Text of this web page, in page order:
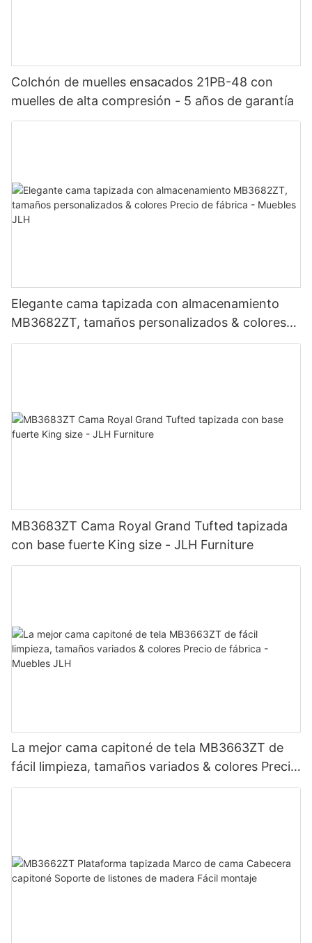
Colchón de muelles ensacados 21PB-48 con
muelles de alta compresión - 5 años de garantía
Elegante cama tapizada con almacenamiento
MB3682ZT, tamaños personalizados & colores
Precio de fábrica - Muebles JLH
MB3683ZT Cama Royal Grand Tufted tapizada
con base fuerte King size - JLH Furniture
La mejor cama capitoné de tela MB3663ZT de
fácil limpieza, tamaños variados & colores Precio
de fábrica - Muebles JLH